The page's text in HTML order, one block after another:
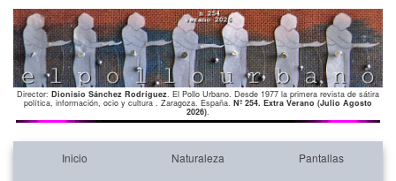
Director: Dionisio Sánchez Rodríguez. El Pollo Urbano. Desde 1977 la primera revista de sátira
política, información, ocio y cultura . Zaragoza. España. Nº 254. Extra Verano (Julio Agosto
2026).
Inicio Naturaleza Pantallas